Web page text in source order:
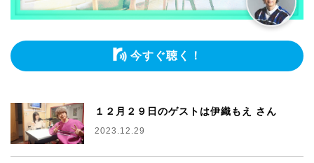
今すぐ聴く！
１２月２９日のゲストは伊織もえ さん
2023.12.29